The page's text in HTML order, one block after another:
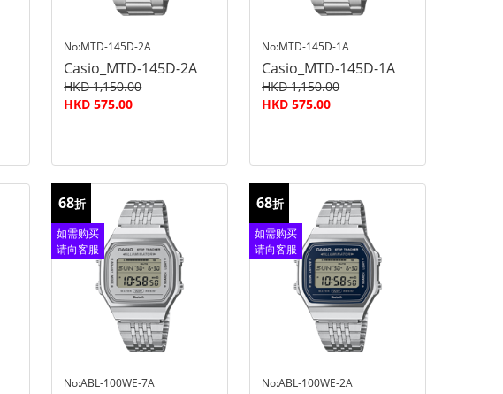
No:MTD-145D-2A
Casio_MTD-145D-2A
HKD 1,150.00
HKD 575.00
68折
如需购买
请向客服
No:ABL-100WE-7A
No:MTD-145D-1A
Casio_MTD-145D-1A
HKD 1,150.00
HKD 575.00
68折
如需购买
请向客服
No:ABL-100WE-2A